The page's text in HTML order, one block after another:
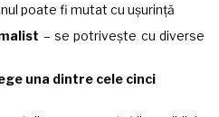
poate fi mutat cu ușurință
– se potrivește cu diverse
una dintre cele cinci